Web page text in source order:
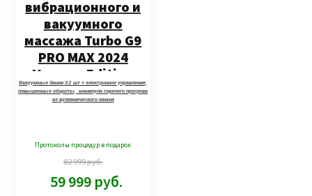
вибрационного и
вакуумного
массажа Turbo G9
PRO MAX 2024
Vacuum Edition
Вакуумные банки 32 шт + электронное управление,
повышенные обороты, манипула горячего прогрева
из вулканического камня
Протоколы процедур в подарок
82 999руб.
59 999 руб.